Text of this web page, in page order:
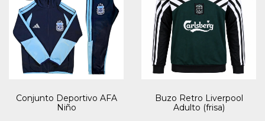
Conjunto Deportivo AFA
Niño
Buzo Retro Liverpool
Adulto (frisa)